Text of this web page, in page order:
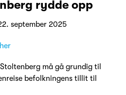
rydde opp
september 2025
må gå grundig til
befolkningens tillit til